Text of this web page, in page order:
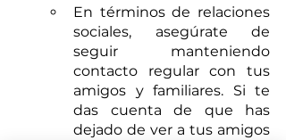
En términos de relaciones
sociales, asegúrate de
seguir manteniendo
contacto regular con tus
amigos y familiares. Si te
das cuenta de que has
dejado de ver a tus amigos